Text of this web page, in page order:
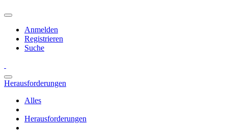
Anmelden
Registrieren
Suche
Herausforderungen
Alles
Herausforderungen